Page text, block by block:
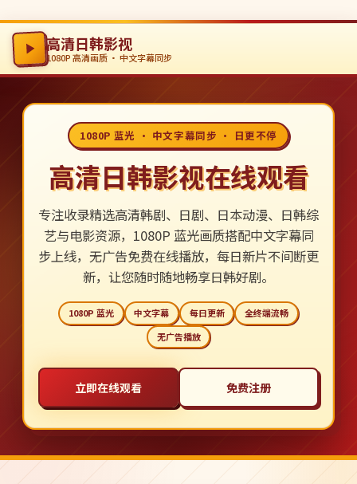
高清日韩影视
1080P 高清画质 · 中文字幕同步
1080P 蓝光 · 中文字幕同步 · 日更不停
高清日韩影视在线观看
专注收录精选高清韩剧、日剧、日本动漫、日韩综
艺与电影资源，1080P 蓝光画质搭配中文字幕同
步上线，无广告免费在线播放，每日新片不间断更
新，让您随时随地畅享日韩好剧。
1080P 蓝光 中文字幕 每日更新
全终端流畅
无广告播放
立即在线观看 免费注册